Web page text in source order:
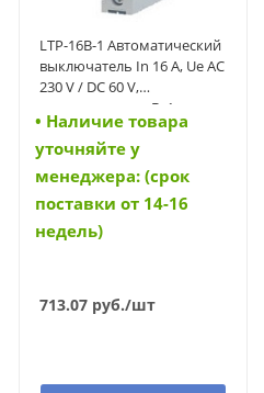
LTP-16B-1 Автоматический
выключатель In 16 A, Ue AC
230 V / DC 60 V,
характеристика B, 1-полюс,
Icn 6 kA (42195)
• Наличие товара
уточняйте у
менеджера: (срок
поставки от 14-16
недель)
713.07 руб./шт